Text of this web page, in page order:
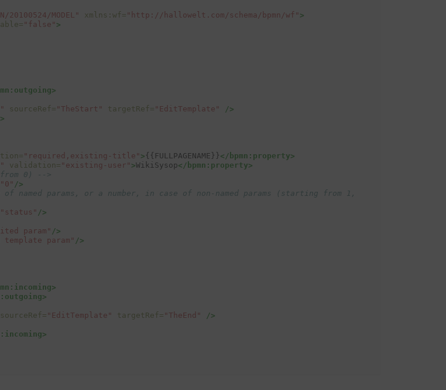
MODEL" xmlns:wf= "http://hallowelt.com/schema/bpmn/wf" >
"false" >
sourceRef= "TheStart" targetRef= "EditTemplate"
/>
>
"required,existing-title" > {{FULLPAGENAME}} </bpmn:property>
validation= "existing-user" >WikiSysop</bpmn:property>
0) -->
"0" />
named params, or a number, in case of non-named params (starting from 1,
"status" />
param" />
param" />
sourceRef= "EditTemplate" targetRef= "TheEnd"
/>